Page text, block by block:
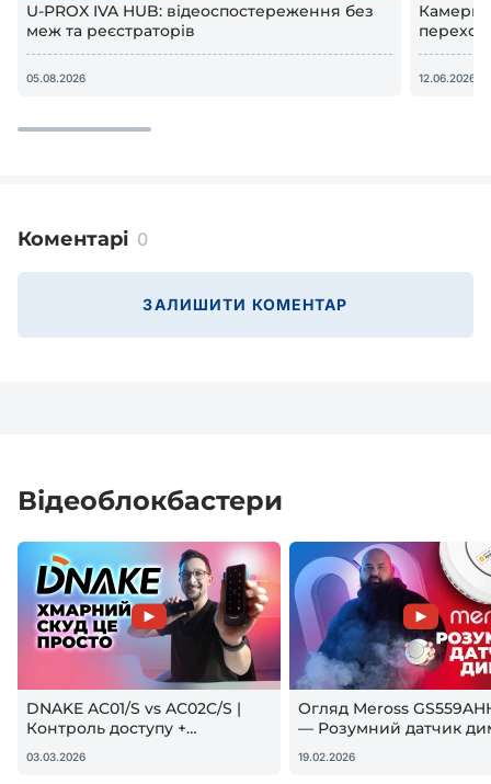
U-PROX IVA HUB: відеоспостереження без
меж та реєстраторів
05.08.2026
Камери
12.06.2026
Коментарі 0
ЗАЛИШИТИ КОМЕНТАР
Відеоблокбастери
DNAKE AC01/S vs AC02C/S |
Контроль доступу +
гостьовий QR — реальна
03.03.2026
Огляд Meross
— Розумний датчик
Apple HomeKit! Чи
19.02.2026